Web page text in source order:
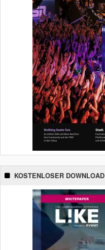
KOSTENLOSER DOWNLOAD